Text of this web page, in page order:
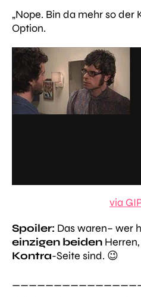
„Nope. Bin da mehr so der
Option.
via
Spoiler: Das waren– wer
einzigen beiden
Kontra-Seite sind. 😉